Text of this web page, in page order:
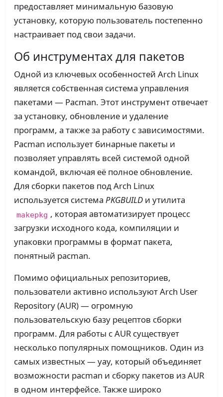
предоставляет минимальную базовую
установку, которую пользователь постепенно
настраивает под свои задачи.
Об инструментах для пакетов
Одной из ключевых особенностей Arch Linux
является собственная система управления
пакетами — Pacman. Этот инструмент отвечает
за установку, обновление и удаление
программ, а также за работу с зависимостями.
Pacman использует бинарные пакеты и
позволяет управлять всей системой одной
командой, включая её полное обновление.
Для сборки пакетов под Arch Linux
используется система PKGBUILD и утилита
makepkg , которая автоматизирует процесс
загрузки исходного кода, компиляции и
упаковки программы в формат пакета,
понятный pacman.
Помимо официальных репозиториев,
пользователи активно используют Arch User
Repository (AUR) — огромную
пользовательскую базу рецептов сборки
программ. Для работы с AUR существует
несколько популярных помощников. Один из
самых известных — yay, который объединяет
возможности pacman и сборку пакетов из AUR
в одном интерфейсе. Также широко